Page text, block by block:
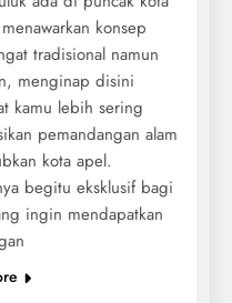
konsep
tradisional namun
menginap disini
kamu lebih sering
pemandangan alam
kota apel.
begitu eksklusif bagi
ingin mendapatkan